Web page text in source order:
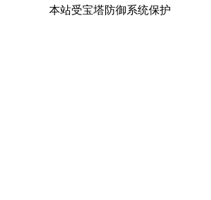
本站受宝塔防御系统保护